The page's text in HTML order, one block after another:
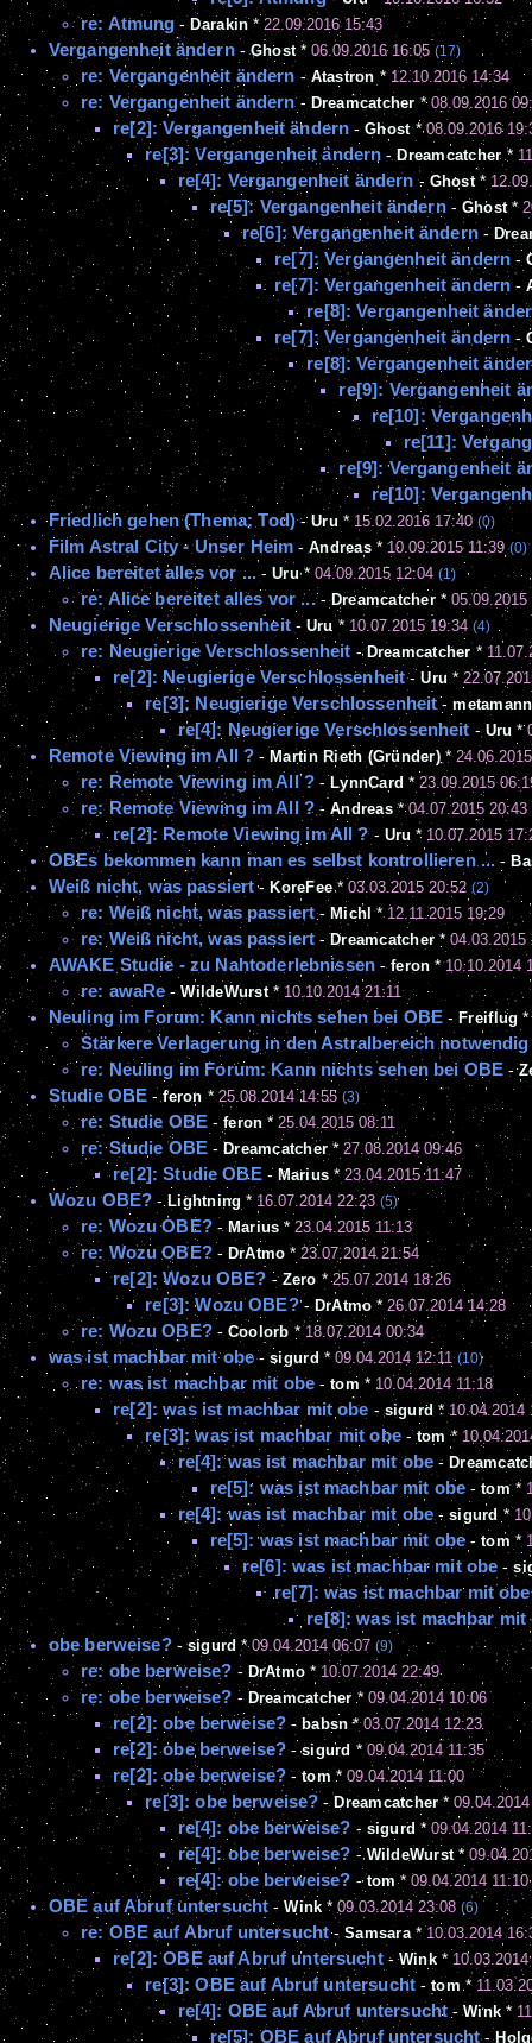
re: Atmung - Darakin*22.09.2016 15:43
Vergangenheit ändern-Ghost*06.09.2016 16:05 (17)
re: Vergangenheit ändern -Atastron * 12.10.2016 14:34
re: Vergangenheit ändern- Dreamcatcher * 08.09.2016
re[2]: Vergangenheit ändern -Ghost*08.09.2016
re[3]: Vergangenheit ändern -Dreamcatcher *
re[4]: Vergangenheit ändern - Ghost*
re[5]: Vergangenheit ändern- Ghost*
re[6]: Vergangenheit ändern-
re[7]: Vergangenheit ändern -
re[7]: Vergangenheit ändern -
re[8]: Vergangenheit
re[7]: Vergangenheit ändern-
re[8]: Vergangenheit
re[9]: Vergangenheit
re[10]:
re[11]:
re[9]: Vergangenheit
re[10]:
Friedlich gehen (Thema: Tod)- Uru* 15.02.2016 17:40 (0)
Film Astral City - Unser Heim -Andreas* 10.09.2015 11:39 (0)
Alice bereitet alles vor ...- Uru* 04.09.2015 12:04 (1)
re: Alice bereitet alles vor ...- Dreamcatcher* 05.09.2015
Neugierige Verschlossenheit- Uru * 10.07.2015 19:34 (4)
re: Neugierige Verschlossenheit -Dreamcatcher *
re[2]: Neugierige Verschlossenheit-Uru *
re[3]: Neugierige Verschlossenheit-metamann
re[4]: Neugierige Verschlossenheit - Uru *
Remote Viewing im All ? - Martin Rieth (Gründer)*
re: Remote Viewing im All ? - LynnCard *23.09.2015
re: Remote Viewing im All ? -Andreas*04.07.2015 20:43
re[2]: Remote Viewing im All ?- Uru * 10.07.2015
OBEs bekommen kann man es selbst kontrollieren ...-
Weiß nicht, was passiert - KoreFee*03.03.2015 20:52 (2)
re: Weiß nicht, was passiert- Michl * 12.11.2015 19:29
re: Weiß nicht, was passiert -Dreamcatcher *04.03.2015
AWAKE Studie - zu Nahtoderlebnissen -feron *10.10.2014
re: awaRe -WildeWurst* 10.10.2014 21:11
Neuling im Forum: Kann nichts sehen bei OBE - Freiflug
Stärkere Verlagerung in den Astralbereich notwendig
re: Neuling im Forum: Kann nichts sehen bei OBE -
Studie OBE -feron * 25.08.2014 14:55 (3)
re: Studie OBE -feron *25.04.2015 08:11
re: Studie OBE -Dreamcatcher *27.08.2014 09:46
re[2]: Studie OBE- Marius*23.04.2015 11:47
Wozu OBE? - Lightning * 16.07.2014 22:23 (5)
re: Wozu OBE?- Marius *23.04.2015 11:13
re: Wozu OBE?- DrAtmo *23.07.2014 21:54
re[2]: Wozu OBE? - Zero *25.07.2014 18:26
re[3]: Wozu OBE?- DrAtmo *26.07.2014 14:28
re: Wozu OBE?- Coolorb *18.07.2014 00:34
was ist machbar mit obe-sigurd * 09.04.2014 12:11 (10)
re: was ist machbar mit obe -tom * 10.04.2014 11:18
re[2]: was ist machbar mit obe -sigurd *10.04.2014
re[3]: was ist machbar mit obe- tom *
re[4]: was ist machbar mit obe -
re[5]: was ist machbar mit obe -tom*
re[4]: was ist machbar mit obe-sigurd*
re[5]: was ist machbar mit obe -tom *
re[6]: was ist machbar mit obe -
re[7]: was ist machbar mit obe
re[8]: was ist machbar mit
obe berweise?-sigurd *09.04.2014 06:07 (9)
re: obe berweise? - DrAtmo * 10.07.2014 22:49
re: obe berweise? - Dreamcatcher * 09.04.2014 10:06
re[2]: obe berweise? - babsn *03.07.2014 12:23
re[2]: obe berweise? -sigurd *09.04.2014 11:35
re[2]: obe berweise? -tom * 09.04.2014 11:00
re[3]: obe berweise? - Dreamcatcher *
re[4]: obe berweise? - sigurd *09.04.2014
re[4]: obe berweise? -WildeWurst*
re[4]: obe berweise? -tom *09.04.2014 11:10
OBE auf Abruf untersucht-Wink *09.03.2014 23:08 (6)
re: OBE auf Abruf untersucht-Samsara* 10.03.2014
re[2]: OBE auf Abruf untersucht-Wink*
re[3]: OBE auf Abruf untersucht- tom *
re[4]: OBE auf Abruf untersucht -Wink *
re[5]: OBE auf Abruf untersucht-